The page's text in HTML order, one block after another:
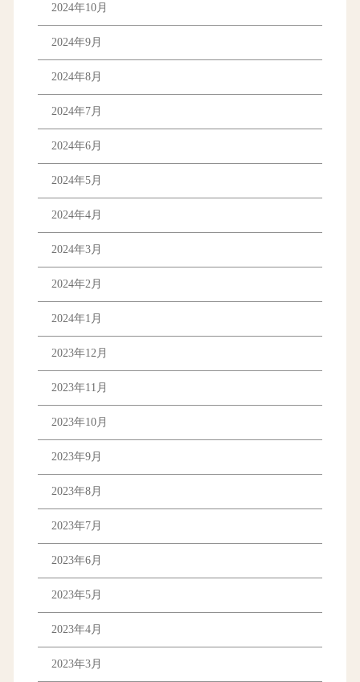
2024年10月
2024年9月
2024年8月
2024年7月
2024年6月
2024年5月
2024年4月
2024年3月
2024年2月
2024年1月
2023年12月
2023年11月
2023年10月
2023年9月
2023年8月
2023年7月
2023年6月
2023年5月
2023年4月
2023年3月